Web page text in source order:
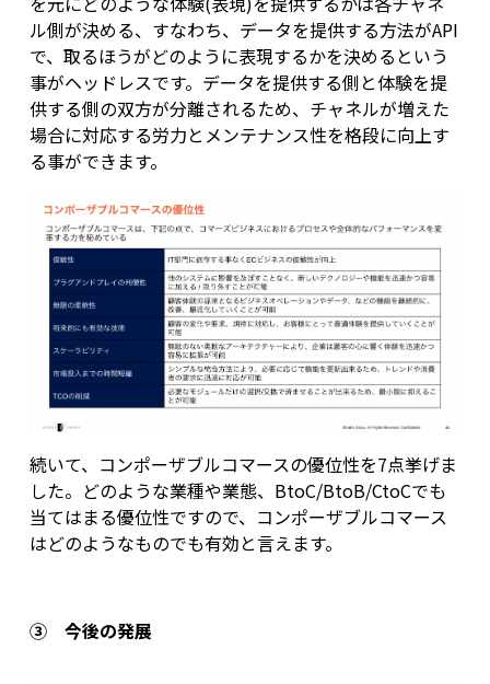
ル側が決める、すなわち、データを提供する方法がAPI
で、取るほうがどのように表現するかを決めるという
事がヘッドレスです。データを提供する側と体験を提
供する側の双方が分離されるため、チャネルが増えた
場合に対応する労力とメンテナンス性を格段に向上す
る事ができます。
続いて、コンポーザブルコマースの優位性を7点挙げま
した。どのような業種や業態、BtoC/BtoB/CtoCでも
当てはまる優位性ですので、コンポーザブルコマース
はどのようなものでも有効と言えます。
③ 今後の発展